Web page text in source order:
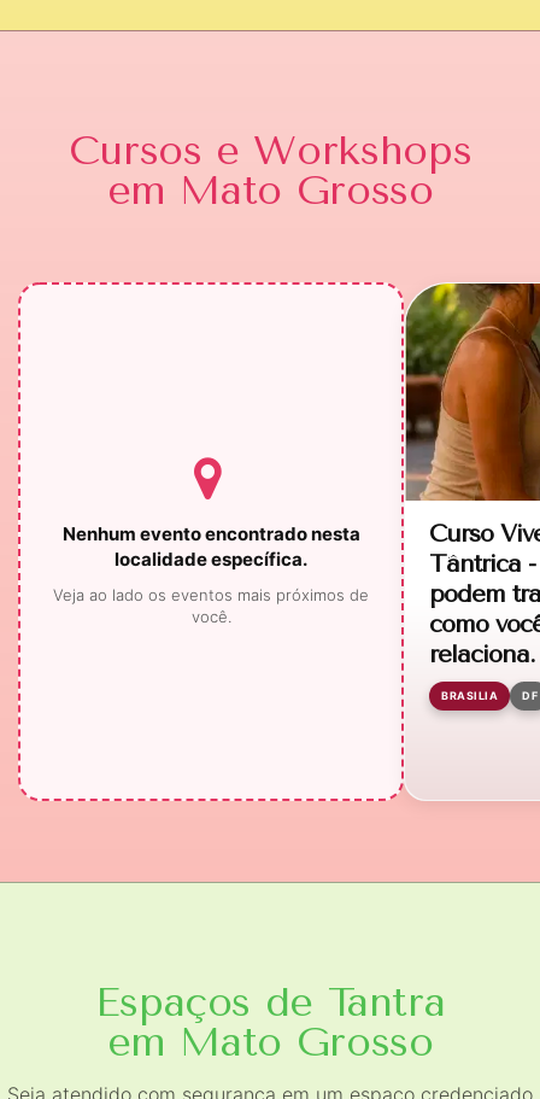
Cursos e Workshops
em Mato Grosso
Nenhum evento encontrado nesta
localidade específica.
Veja ao lado os eventos mais próximos de
você.
Curso
Tântrica
podem
como
relaciona.
BRASILIA DF
Espaços de Tantra
em Mato Grosso
Seja atendido com segurança em um espaço credenciado